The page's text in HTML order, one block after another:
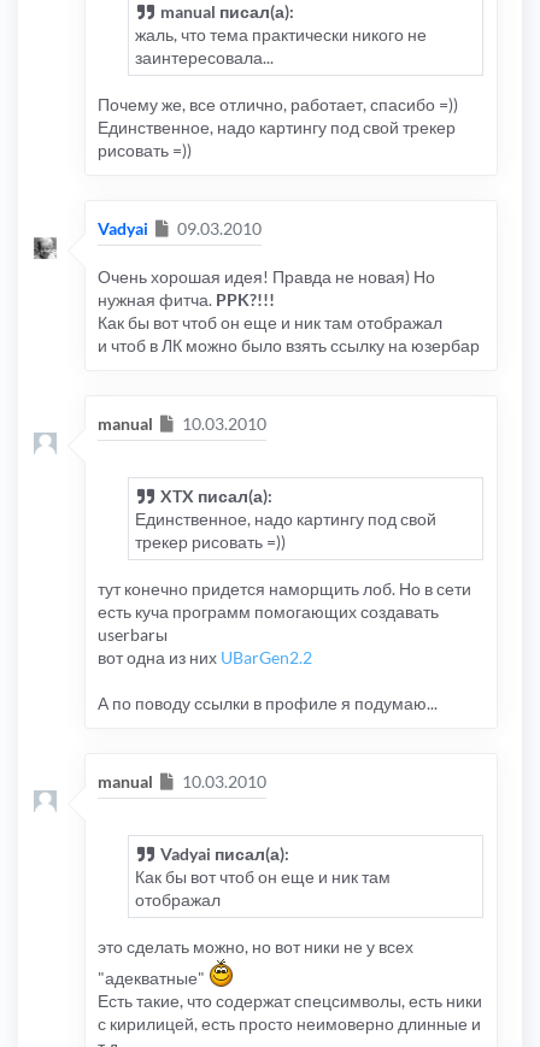
manual писал(а):
жаль, что тема практически никого не
заинтересовала...
Почему же, все отлично, работает, спасибо =))
Единственное, надо картингу под свой трекер
рисовать =))
Vadyai Сообщение
09.03.2010
Очень хорошая идея! Правда не новая) Но
нужная фитча. PPK?!!!
Как бы вот чтоб он еще и ник там отображал
и чтоб в ЛК можно было взять ссылку на юзербар
manual Сообщение
10.03.2010
XTX писал(а):
Единственное, надо картингу под свой
трекер рисовать =))
тут конечно придется наморщить лоб. Но в сети
есть куча программ помогающих создавать
userbarы
вот одна из них UBarGen2.2
А по поводу ссылки в профиле я подумаю...
manual Сообщение
10.03.2010
Vadyai писал(а):
Как бы вот чтоб он еще и ник там
отображал
это сделать можно, но вот ники не у всех
"адекватные"
Есть такие, что содержат спецсимволы, есть ники
с кирилицей, есть просто неимоверно длинные и